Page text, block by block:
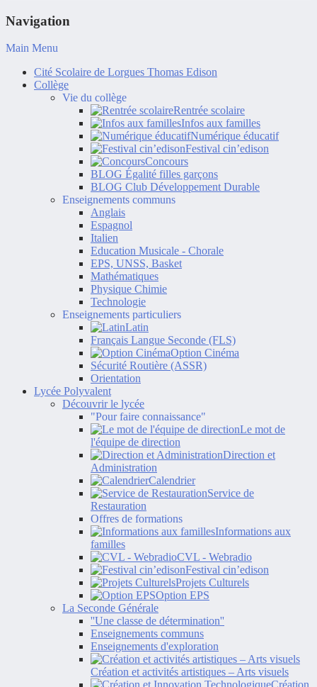
Navigation
Main Menu
Cité Scolaire de Lorgues Thomas Edison
Collège
Vie du collège
Rentrée scolaire
Infos aux familles
Numérique éducatif
Festival cin’edison
Concours
BLOG Égalité filles garçons
BLOG Club Développement Durable
Enseignements communs
Anglais
Espagnol
Italien
Education Musicale - Chorale
EPS, UNSS, Basket
Mathématiques
Physique Chimie
Technologie
Enseignements particuliers
Latin
Français Langue Seconde (FLS)
Option Cinéma
Sécurité Routière (ASSR)
Orientation
Lycée Polyvalent
Découvrir le lycée
"Pour faire connaissance"
Le mot de
l'équipe de direction
Direction et
Administration
Calendrier
Service de
Restauration
Offres de formations
Informations aux
familles
CVL - Webradio
Festival cin’edison
Projets Culturels
Option EPS
La Seconde Générale
''Une classe de détermination''
Enseignements communs
Enseignements d'exploration
Création et activités artistiques – Arts visuels